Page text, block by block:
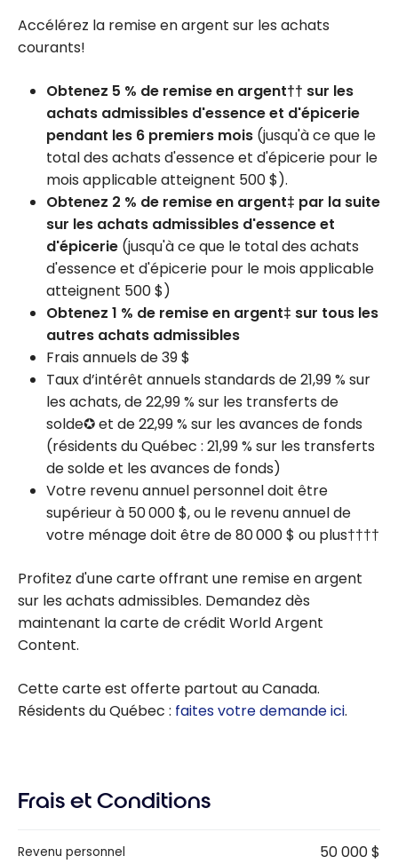
Accélérez la remise en argent sur les achats
courants!
Obtenez 5 % de remise en argent†† sur les
achats admissibles d'essence et d'épicerie
pendant les 6 premiers mois (jusqu'à ce que le
total des achats d'essence et d'épicerie pour le
mois applicable atteignent 500 $).
Obtenez 2 % de remise en argent‡ par la suite
sur les achats admissibles d'essence et
d'épicerie (jusqu'à ce que le total des achats
d'essence et d'épicerie pour le mois applicable
atteignent 500 $)
Obtenez 1 % de remise en argent‡ sur tous les
autres achats admissibles
Frais annuels de 39 $
Taux d’intérêt annuels standards de 21,99 % sur
les achats, de 22,99 % sur les transferts de
solde✪ et de 22,99 % sur les avances de fonds
(résidents du Québec : 21,99 % sur les transferts
de solde et les avances de fonds)
Votre revenu annuel personnel doit être
supérieur à 50 000 $, ou le revenu annuel de
votre ménage doit être de 80 000 $ ou plus††††
Profitez d'une carte offrant une remise en argent
sur les achats admissibles. Demandez dès
maintenant la carte de crédit World Argent
Content.
Cette carte est offerte partout au Canada.
Résidents du Québec : faites votre demande ici.
Frais et Conditions
Revenu personnel 50 000 $